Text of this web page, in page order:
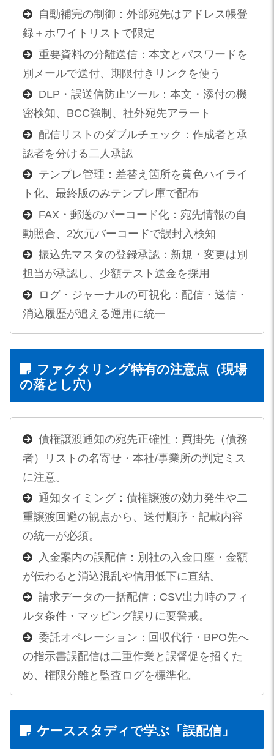
自動補完の制御：外部宛先はアドレス帳登
録＋ホワイトリストで限定
重要資料の分離送信：本文とパスワードを
別メールで送付、期限付きリンクを使う
DLP・誤送信防止ツール：本文・添付の機
密検知、BCC強制、社外宛先アラート
配信リストのダブルチェック：作成者と承
認者を分ける二人承認
テンプレ管理：差替え箇所を黄色ハイライ
ト化、最終版のみテンプレ庫で配布
FAX・郵送のバーコード化：宛先情報の自
動照合、2次元バーコードで誤封入検知
振込先マスタの登録承認：新規・変更は別
担当が承認し、少額テスト送金を採用
ログ・ジャーナルの可視化：配信・送信・
消込履歴が追える運用に統一
ファクタリング特有の注意点（現場
の落とし穴）
債権譲渡通知の宛先正確性：買掛先（債務
者）リストの名寄せ・本社/事業所の判定ミス
に注意。
通知タイミング：債権譲渡の効力発生や二
重譲渡回避の観点から、送付順序・記載内容
の統一が必須。
入金案内の誤配信：別社の入金口座・金額
が伝わると消込混乱や信用低下に直結。
請求データの一括配信：CSV出力時のフィ
ルタ条件・マッピング誤りに要警戒。
委託オペレーション：回収代行・BPO先へ
の指示書誤配信は二重作業と誤督促を招くた
め、権限分離と監査ログを標準化。
ケーススタディで学ぶ「誤配信」